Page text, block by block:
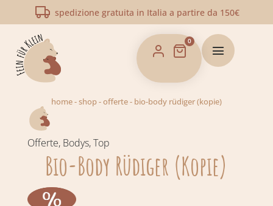
spedizione gratuita in Italia a partire da 150€
0
home-shop-offerte- bio-body rüdiger (kopie)
Offerte, Bodys,Top
Bio-Body Rüdiger (Kopie)